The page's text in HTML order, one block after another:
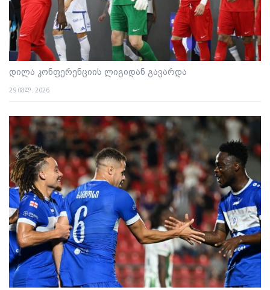
დილა კონფერენციის ლიგიდან გავარდა
29 ივლ. 2026